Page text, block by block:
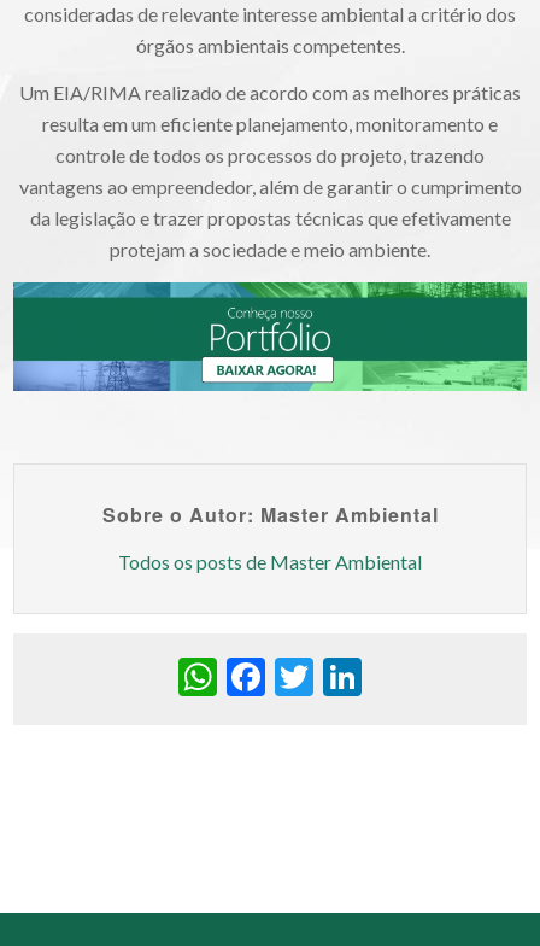
consideradas de relevante interesse ambiental a critério dos
órgãos ambientais competentes.
Um EIA/RIMA realizado de acordo com as melhores práticas
resulta em um eficiente planejamento, monitoramento e
controle de todos os processos do projeto, trazendo
vantagens ao empreendedor, além de garantir o cumprimento
da legislação e trazer propostas técnicas que efetivamente
protejam a sociedade e meio ambiente.
Sobre o Autor: Master Ambiental
Todos os posts de Master Ambiental
WhatsApp
Facebook
Twitter